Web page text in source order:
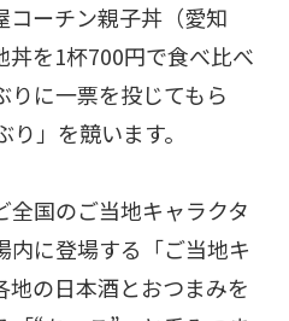
コーチン親子丼（愛知
丼を1杯700円で食べ比べ
りに一票を投じてもら
」を競います。
全国のご当地キャラクタ
内に登場する「ご当地キ
地の日本酒とおつまみを